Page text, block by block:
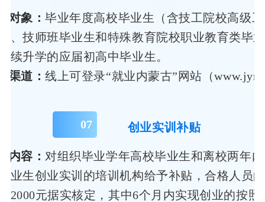
对象：毕业年度高校毕业生（含技工院校高级
、技师班毕业生和特殊教育院校职业教育类毕
续升学的应届初高中毕业生。
渠道：线上可登录“就业内蒙古”网站（
07 创业实训补贴
内容： 对组织毕业学年高校毕业生和离校两年
业生创业实训的培训机构给予补贴，合格人员
2000元据实核定，其中6个月内实现创业的按照